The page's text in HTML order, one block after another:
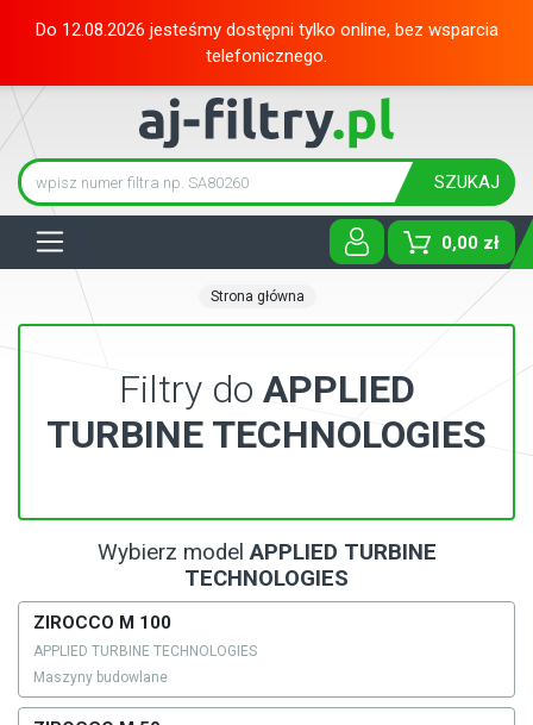
Do 12.08.2026 jesteśmy dostępni tylko online, bez wsparcia
telefonicznego.
SZUKAJ
0,00 zł
Strona główna
Filtry do APPLIED
TURBINE TECHNOLOGIES
Wybierz modelAPPLIED TURBINE
TECHNOLOGIES
ZIROCCO M 100
APPLIED TURBINE TECHNOLOGIES
Maszyny budowlane